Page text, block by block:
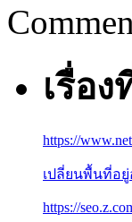
เรื่อ
https://
เปลี่ยนพื้นที่อ
https://